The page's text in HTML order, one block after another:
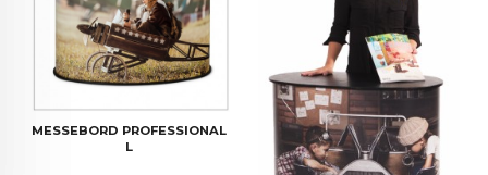
MESSEBORD PROFESSIONAL
L